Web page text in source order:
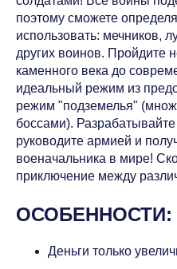
поэтому сможете
использовать: мечников,
других воинов. Пройдите
каменного века до
идеальный режим из
режим "подземелья"
боссами). Разрабатывайте
руководите армией и
военачальника в мире!
приключение между
ОСОБЕННОСТИ:
Деньги только